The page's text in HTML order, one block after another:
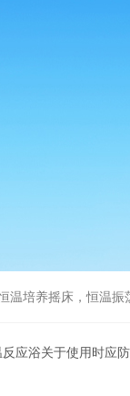
养摇床，恒温振荡器
应浴关于使用时应